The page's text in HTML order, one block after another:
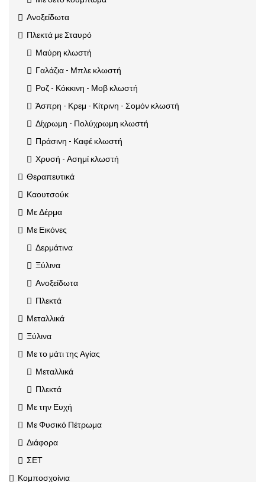
Ανοξείδωτα
Πλεκτά με Σταυρό
Μαύρη κλωστή
Γαλάζια - Μπλε κλωστή
Ροζ - Κόκκινη - Μοβ κλωστή
Άσπρη - Κρεμ - Κίτρινη - Σομόν κλωστή
Δίχρωμη - Πολύχρωμη κλωστή
Πράσινη - Καφέ κλωστή
Χρυσή - Ασημί κλωστή
Θεραπευτικά
Καουτσούκ
Με Δέρμα
Με Εικόνες
Δερμάτινα
Ξύλινα
Ανοξείδωτα
Πλεκτά
Μεταλλικά
Ξύλινα
Με το μάτι της Αγίας
Μεταλλικά
Πλεκτά
Με την Ευχή
Με Φυσικό Πέτρωμα
Διάφορα
ΣΕΤ
Κομποσχοίνια